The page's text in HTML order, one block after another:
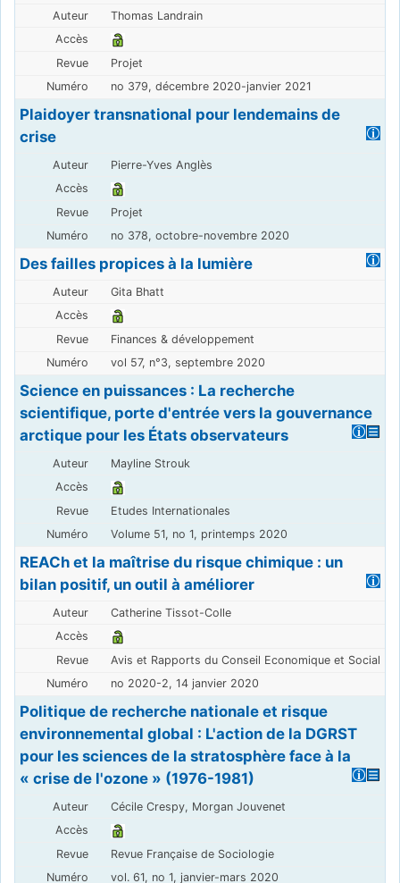
Thomas Landrain
Projet
no 379, décembre 2020-janvier 2021
Plaidoyer transnational pour lendemains de
crise
Pierre-Yves Anglès
Projet
no 378, octobre-novembre 2020
Des failles propices à la lumière
Gita Bhatt
Finances & développement
vol 57, n°3, septembre 2020
Science en puissances : La recherche
scientifique, porte d'entrée vers la gouvernance
arctique pour les États observateurs
Mayline Strouk
Etudes Internationales
Volume 51, no 1, printemps 2020
REACh et la maîtrise du risque chimique : un
bilan positif, un outil à améliorer
Catherine Tissot-Colle
Avis et Rapports du Conseil Economique et Social
no 2020-2, 14 janvier 2020
Politique de recherche nationale et risque
environnemental global : L'action de la DGRST
pour les sciences de la stratosphère face à la
« crise de l'ozone » (1976-1981)
Cécile Crespy, Morgan Jouvenet
Revue Française de Sociologie
vol. 61, no 1, janvier-mars 2020